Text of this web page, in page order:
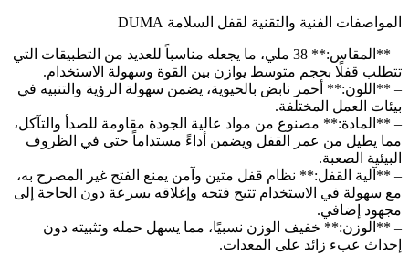
المواصفات الفنية والتقنية لقفل السلامة DUMA
– **المقاس:** 38 ملي، ما يجعله مناسباً للعديد من التطبيقات التي
تتطلب قفلًا بحجم متوسط يوازن بين القوة وسهولة الاستخدام.
– **اللون:** أحمر نابض بالحيوية، يضمن سهولة الرؤية والتنبيه في
بيئات العمل المختلفة.
– **المادة:** مصنوع من مواد عالية الجودة مقاومة للصدأ والتآكل،
مما يطيل من عمر القفل ويضمن أداءً مستداماً حتى في الظروف
البيئية الصعبة.
– **آلية القفل:** نظام قفل متين وآمن يمنع الفتح غير المصرح به،
مع سهولة في الاستخدام تتيح فتحه وإغلاقه بسرعة دون الحاجة إلى
مجهود إضافي.
– **الوزن:** خفيف الوزن نسبيًا، مما يسهل حمله وتثبيته دون
إحداث عبء زائد على المعدات.